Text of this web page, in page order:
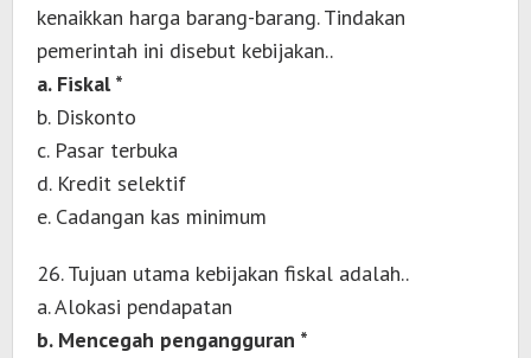
kenaikkan harga barang-barang. Tindakan
pemerintah ini disebut kebijakan..
a. Fiskal *
b. Diskonto
c. Pasar terbuka
d. Kredit selektif
e. Cadangan kas minimum
26. Tujuan utama kebijakan fiskal adalah..
a. Alokasi pendapatan
b. Mencegah pengangguran *